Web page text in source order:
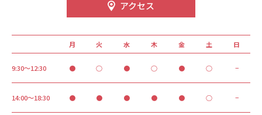
アクセス
月 火 水 木 金 土 日
9:30～12:30 ● ○ ● ○ ● ○ −
14:00～18:30 ● ● ● ● ● ○ −